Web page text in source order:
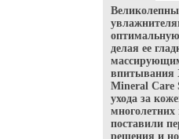
делая ее
впитывания
Mineral Care
ухода за
поставили
решения и